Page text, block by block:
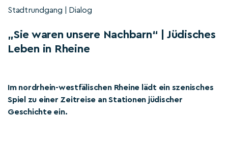
Stadtrundgang | Dialog
„Sie waren unsere Nachbarn“ | Jüdisches
Leben in Rheine
Im nordrhein-westfälischen Rheine lädt ein szenisches
Spiel zu einer Zeitreise an Stationen jüdischer
Geschichte ein.